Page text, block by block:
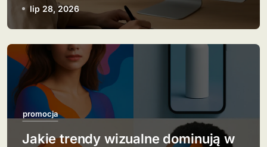
p
i
u
reklamowych?
lip 28, 2026
promocja
Jakie trendy wizualne dominują w